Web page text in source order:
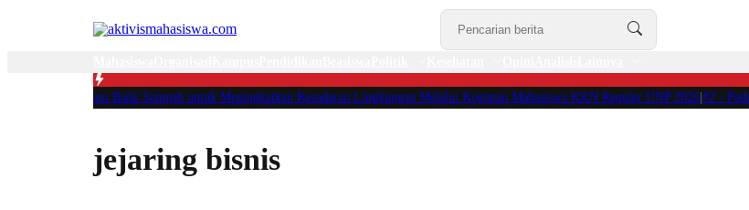
Program Bank Sampah untuk Meningkatkan Kesadaran Lingkungan Melalui Kegiatan Mahasiswa KKN Reguler UNP 2026|#2 -Peduli
jejaring bisnis